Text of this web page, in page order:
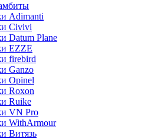
Adimanti
Civivi
Datum Plane
EZZE
firebird
Ganzo
Opinel
Roxon
Ruike
VN Pro
WithArmour
Витязь